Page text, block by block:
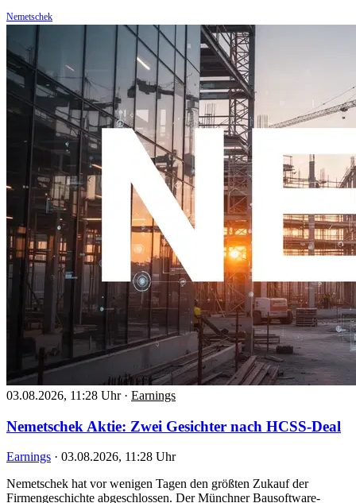
Nemetschek
03.08.2026, 11:28 Uhr · Earnings
Nemetschek Aktie: Zwei Gesichter nach HCSS-Deal
Earnings · 03.08.2026, 11:28 Uhr
Nemetschek hat vor wenigen Tagen den größten Zukauf der
Firmengeschichte abgeschlossen. Der Münchner Bausoftware-